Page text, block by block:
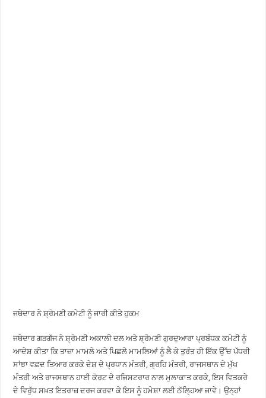
ਜਥੇਦਾਰ ਨੇ ਸ਼੍ਰੋਮਣੀ ਕਮੇਟੀ ਨੂੰ ਜਾਰੀ ਕੀਤੇ ਹੁਕਮ
ਜਥੇਦਾਰ ਗੜਗੱਜ ਨੇ ਸ਼੍ਰੋਮਣੀ ਅਕਾਲੀ ਦਲ ਅਤੇ ਸ਼੍ਰੋਮਣੀ ਗੁਰਦੁਆਰਾ ਪ੍ਰਬੰਧਕ ਕਮੇਟੀ ਨੂੰ
ਆਦੇਸ਼ ਕੀਤਾ ਕਿ ਤਾਜ਼ਾ ਮਾਮਲੇ ਅਤੇ ਪਿਛਲੇ ਮਾਮਲਿਆਂ ਨੂੰ ਲੈ ਕੇ ਤੁਰੰਤ ਹੀ ਇੱਕ ਉੱਚ ਪੱਧਰੀ
ਸਾਂਝਾ ਵਫ਼ਦ ਤਿਆਰ ਕਰਕੇ ਦੇਸ਼ ਦੇ ਪ੍ਰਧਾਨ ਮੰਤਰੀ, ਗ੍ਰਹਿ ਮੰਤਰੀ, ਰਾਜਸਥਾਨ ਦੇ ਮੁੱਖ
ਮੰਤਰੀ ਅਤੇ ਰਾਜਸਥਾਨ ਹਾਈ ਕੋਰਟ ਦੇ ਰਜਿਸਟਰਾਰ ਨਾਲ ਮੁਲਾਕਾਤ ਕਰਕੇ, ਇਸ ਵਿਤਕਰੇ
ਦੇ ਵਿਰੁੱਧ ਸਖ਼ਤ ਇਤਰਾਜ਼ ਦਰਜ ਕਰਵਾ ਕੇ ਇਸ ਨੂੰ ਹਮੇਸ਼ਾ ਲਈ ਠੱਲ੍ਹਿਆ ਜਾਵੇ। ਉਨ੍ਹਾਂ